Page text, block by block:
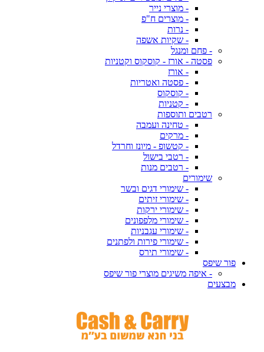
- מוצרי נייר
- מוצרים ח"פ
- נרות
- שקיות אשפה
- פחם ומנגל
פסטה - אורז - קוסקוס וקטניות
- אורז
- פסטה ואטריות
- קוסקוס
- קטניות
רטבים ותוספות
- טחינה ועמבה
- מרקים
- קטשופ - מיונז וחרדל
- רטבי בישול
- רטבים מנות
שימורים
- שימורי דגים ובשר
- שימורי זיתים
- שימורי ירקות
- שימורי מלפפונים
- שימורי עגבניות
- שימורי פירות ולפתנים
- שימורי תירס
פור שיפס
- איפה משיגים מוצרי פור שיפס
מבצעים